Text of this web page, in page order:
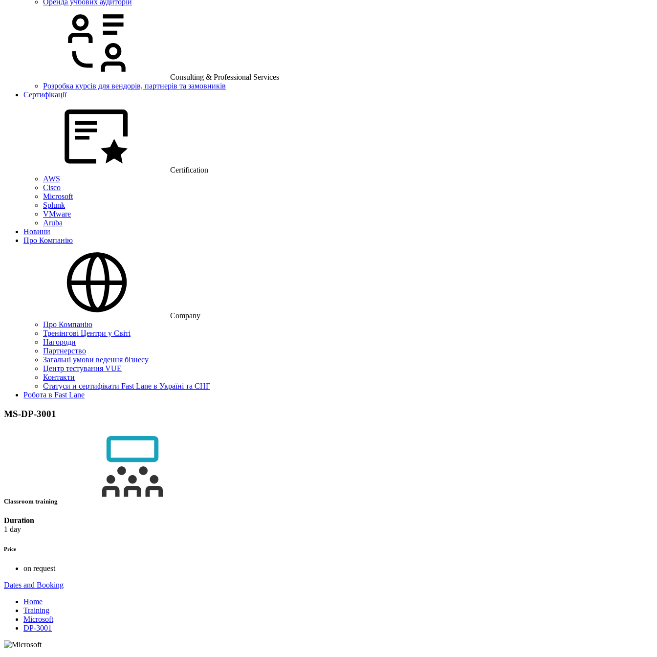
Оренда учбових аудиторій
Consulting & Professional Services
Розробка курсів для вендорів, партнерів та замовників
Сертифікації
Certification
AWS
Cisco
Microsoft
Splunk
VMware
Aruba
Новини
Про Компанію
Company
Про Компанію
Тренінгові Центри у Світі
Нагороди
Партнерство
Загальні умови ведення бізнесу
Центр тестування VUE
Контакти
Статуси и сертифікати Fast Lane в Україні та СНГ
Робота в Fast Lane
MS-DP-3001
Classroom training
Duration
1 day
Price
on request
Dates and Booking
Home
Training
Microsoft
DP-3001